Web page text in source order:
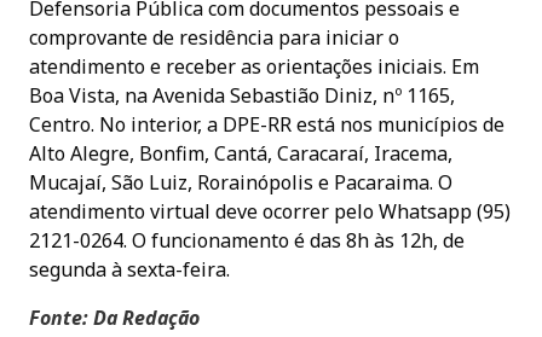
Defensoria Pública com documentos pessoais e
comprovante de residência para iniciar o
atendimento e receber as orientações iniciais. Em
Boa Vista, na Avenida Sebastião Diniz, nº 1165,
Centro. No interior, a DPE-RR está nos municípios de
Alto Alegre, Bonfim, Cantá, Caracaraí, Iracema,
Mucajaí, São Luiz, Rorainópolis e Pacaraima. O
atendimento virtual deve ocorrer pelo Whatsapp (95)
2121-0264. O funcionamento é das 8h às 12h, de
segunda à sexta-feira.
Fonte: Da Redação